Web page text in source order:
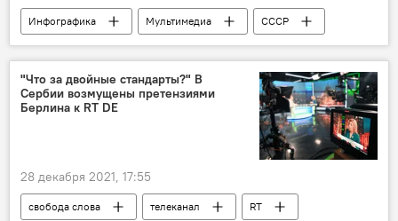
Инфографика Мультимедиа СССР
"Что за двойные стандарты?" В
Сербии возмущены претензиями
Берлина к RT DE
28 декабря 2021, 17:55
свобода слова телеканал
RT